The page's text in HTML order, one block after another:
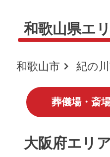
和歌山県エ
和歌山市 紀の
葬儀場・斎
大阪府エリ